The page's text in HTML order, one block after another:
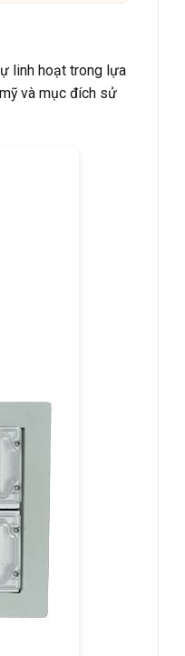
linh hoạt trong lựa
và mục đích sử